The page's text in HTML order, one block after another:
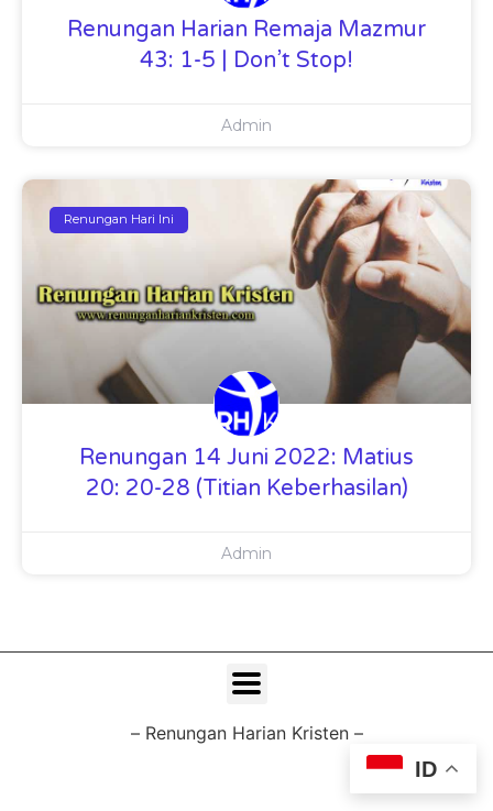
Renungan Harian Remaja Mazmur
43: 1-5 | Don’t Stop!
Admin
Renungan Hari Ini
Renungan 14 Juni 2022: Matius
20: 20-28 (Titian Keberhasilan)
Admin
– Renungan Harian Kristen –
ID